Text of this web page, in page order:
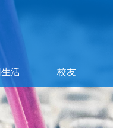
活 校友